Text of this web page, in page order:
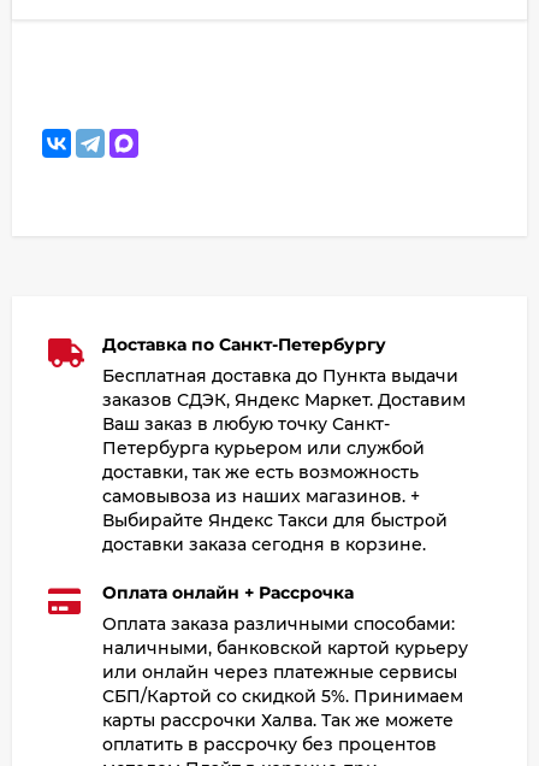
Доставка по Санкт-Петербургу
Бесплатная доставка до Пункта выдачи
заказов СДЭК, Яндекс Маркет. Доставим
Ваш заказ в любую точку Санкт-
Петербурга курьером или службой
доставки, так же есть возможность
самовывоза из наших магазинов. +
Выбирайте Яндекс Такси для быстрой
доставки заказа сегодня в корзине.
Оплата онлайн + Рассрочка
Оплата заказа различными способами:
наличными, банковской картой курьеру
или онлайн через платежные сервисы
СБП/Картой со скидкой 5%. Принимаем
карты рассрочки Халва. Так же можете
оплатить в рассрочку без процентов